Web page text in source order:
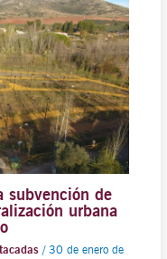
subvención de
urbana
/ 30 de enero de